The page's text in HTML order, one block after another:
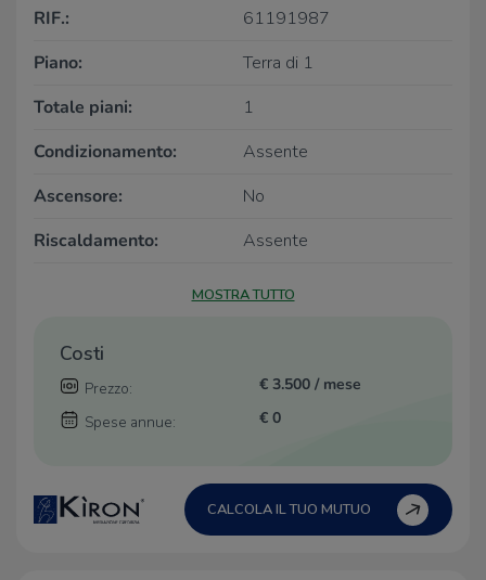
RIF.:
61191987
Piano:
Terra di 1
Totale piani:
1
Condizionamento:
Assente
Ascensore:
No
Riscaldamento:
Assente
MOSTRA TUTTO
Costi
Prezzo:
€ 3.500 / mese
Spese annue:
€ 0
CALCOLA IL TUO MUTUO